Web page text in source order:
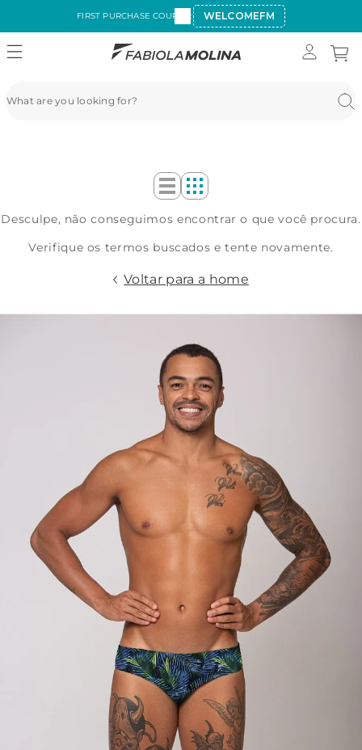
FIRST PURCHASE COUPON: WELCOMEFM
Desculpe, não conseguimos encontrar o que você procura.
Verifique os termos buscados e tente novamente.
Voltar para a home